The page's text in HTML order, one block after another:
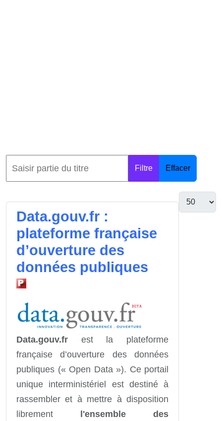
Filtre Effacer
Data.gouv.fr :
plateforme française
d’ouverture des
données publiques
Data.gouv.fr est la plateforme
française d’ouverture des données
publiques (« Open Data »). Ce portail
unique interministériel est destiné à
rassembler et à mettre à disposition
librement
l'ensemble des